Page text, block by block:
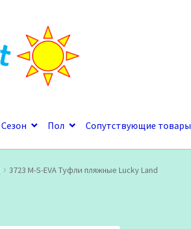
Сезон Пол Сопутствующие товары
3723 M-S-EVA Туфли пляжные Lucky Land